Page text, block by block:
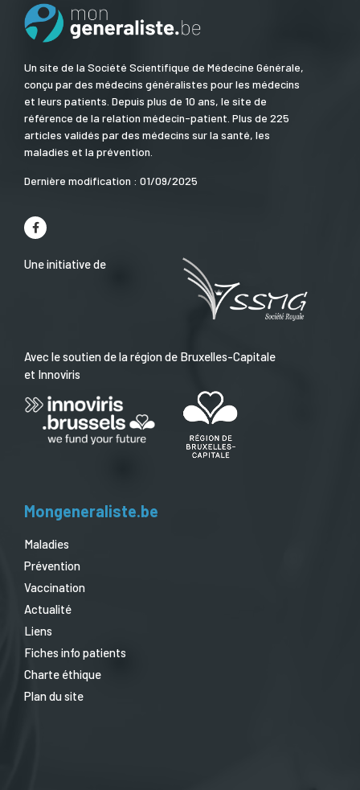
Un site de la Société Scientifique de Médecine Générale,
conçu par des médecins généralistes pour les médecins
et leurs patients. Depuis plus de 10 ans, le site de
référence de la relation médecin-patient. Plus de 225
articles validés par des médecins sur la santé, les
maladies et la prévention.
Dernière modification : 01/09/2025
Une initiative de
Avec le soutien de la région de Bruxelles-Capitale
et Innoviris
Mongeneraliste.be
Maladies
Prévention
Vaccination
Actualité
Liens
Fiches info patients
Charte éthique
Plan du site